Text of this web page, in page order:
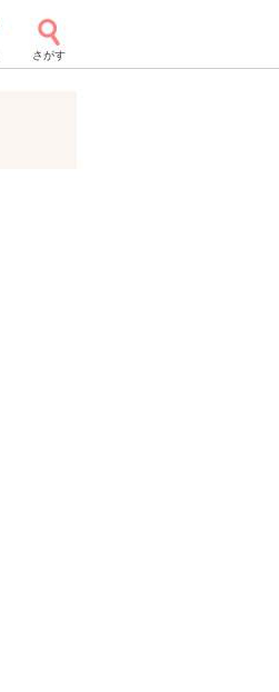
さがす